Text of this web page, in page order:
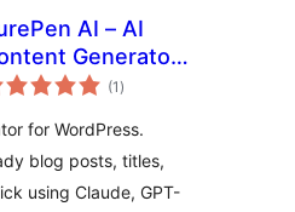
AI – AI
Generator
Claude, GPT-
(1 total
ratings
)
for WordPress.
blog posts, titles,
using Claude, GPT-